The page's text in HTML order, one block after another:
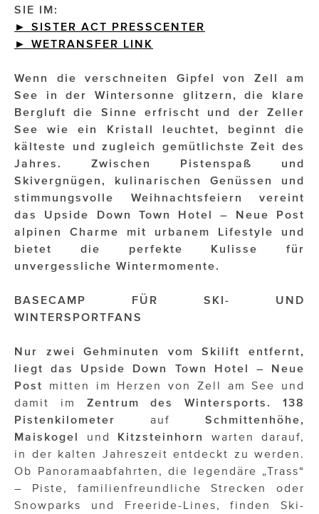
JOHANN STRAUSS – NEW DIMENSIONS
JUWELIER WAGNER
Magenta Telekom
Merz Aesthetics
NEVER AGE NUTRITION
Nina Kraft – Kraft Media Minds
NORMAL
rot weiss rosé
OTTO AM DONAUKANAL
sehen!wutscher
SISTER ACT
Solid & Bold
St. Peter Stiftskulinarium
Susanne Wuest
The Budims
SIE IM:
► SISTER ACT PRESSCENTER
► WETRANSFER LINK
Wenn die verschneiten Gipfel von Zell am
See in der Wintersonne glitzern, die klare
Bergluft die Sinne erfrischt und der Zeller
See wie ein Kristall leuchtet, beginnt die
kälteste und zugleich gemütlichste Zeit des
Jahres. Zwischen Pistenspaß und
Skivergnügen, kulinarischen Genüssen und
stimmungsvolle Weihnachtsfeiern vereint
das Upside Down Town Hotel – Neue Post
alpinen Charme mit urbanem Lifestyle und
bietet die perfekte Kulisse für
unvergessliche Wintermomente.
BASECAMP FÜR SKI- UND
WINTERSPORTFANS
Nur zwei Gehminuten vom Skilift entfernt,
liegt das Upside Down Town Hotel – Neue
Post
mitten im Herzen von Zell am See und
damit im Zentrum des Wintersports.
138
Pistenkilometer
auf Schmittenhöhe,
Maiskogel
und Kitzsteinhorn
warten darauf,
in der kalten Jahreszeit entdeckt zu werden.
Ob Panoramaabfahrten, die legendäre „Trass“
– Piste, familienfreundliche Strecken oder
Snowparks und Freeride-Lines, finden Ski-